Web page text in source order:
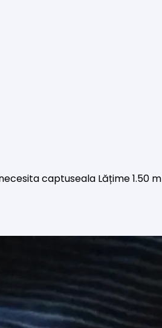
captuseala Lățime 1.50 m